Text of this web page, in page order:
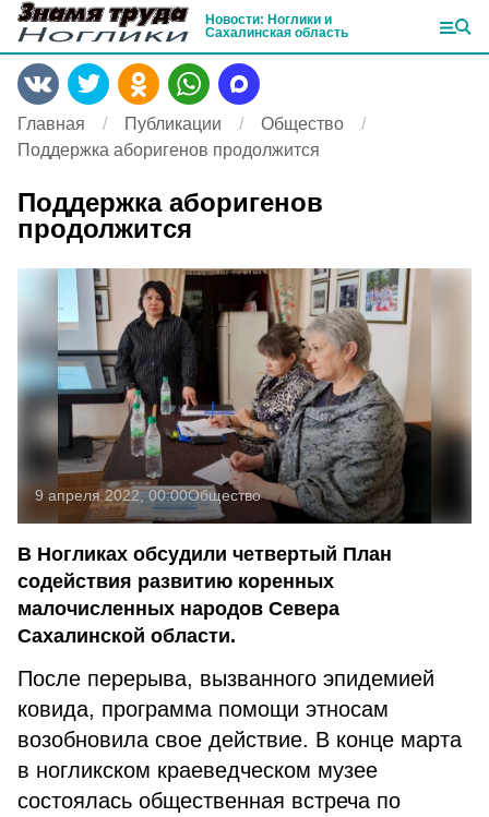
Новости: Ноглики и
Сахалинская область
Главная Публикации
Общество
Поддержка аборигенов продолжится
Поддержка аборигенов
продолжится
9 апреля 2022, 00:00Общество
В Ногликах обсудили четвертый План
содействия развитию коренных
малочисленных народов Севера
Сахалинской области.
После перерыва, вызванного эпидемией
ковида, программа помощи этносам
возобновила свое действие. В конце марта
в ногликском краеведческом музее
состоялась общественная встреча по